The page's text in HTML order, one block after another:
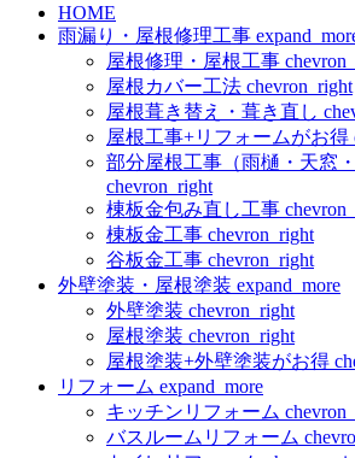
HOME
雨漏り・屋根修理工事
屋根修理・屋根工事
屋根カバー工法 chevron_right
屋根葺き替え・葺き直し
屋根工事+リフォームがお得
部分屋根工事（雨樋・天窓
chevron_right
棟板金包み直し工事
棟板金工事 chevron_right
谷板金工事 chevron_right
外壁塗装・屋根塗装 expand_more
外壁塗装 chevron_right
屋根塗装 chevron_right
屋根塗装+外壁塗装がお得
リフォーム expand_more
キッチンリフォーム
バスルームリフォーム